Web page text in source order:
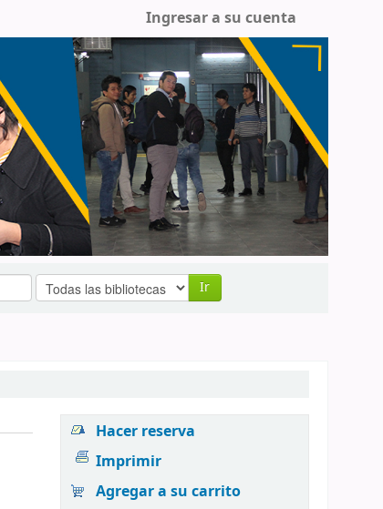
Ingresar a su cuenta
Ir
Hacer reserva
Imprimir
Agregar a su carrito